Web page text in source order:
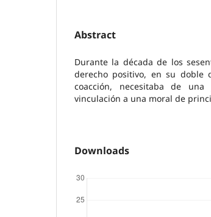
Abstract
Durante la década de los
derecho positivo, en su doble
coacción, necesitaba de
vinculación a una moral de
Downloads